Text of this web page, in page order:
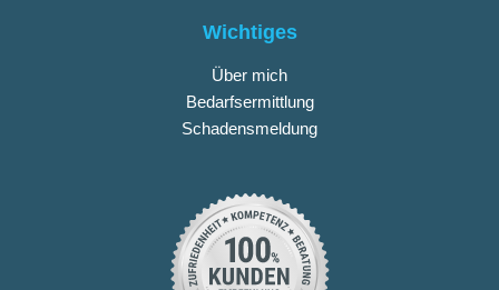
Wichtiges
Über mich
Bedarfsermittlung
Schadensmeldung